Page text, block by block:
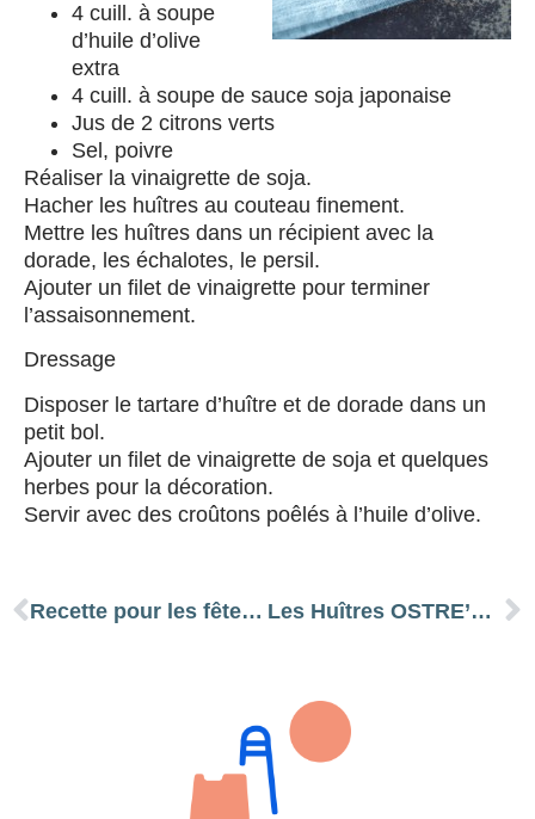
4 cuill. à soupe
d’huile d’olive
extra
4 cuill. à soupe de sauce soja japonaise
Jus de 2 citrons verts
Sel, poivre
Réaliser la vinaigrette de soja.
Hacher les huîtres au couteau finement.
Mettre les huîtres dans un récipient avec la
dorade, les échalotes, le persil.
Ajouter un filet de vinaigrette pour terminer
l’assaisonnement.
Dressage
Disposer le tartare d’huître et de dorade dans un
petit bol.
Ajouter un filet de vinaigrette de soja et quelques
herbes pour la décoration.
Servir avec des croûtons poêlés à l’huile d’olive.
Recette pour les fêtes de fin d’année Les Huîtres OSTRE’OR sur vos tables de fêtes